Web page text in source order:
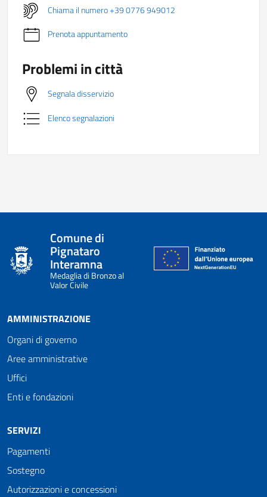
Chiama il numero +39 0776 949012
Prenota appuntamento
Problemi in città
Segnala disservizio
Elenco segnalazioni
Comune di
Pignataro
Interamna
Medaglia di Bronzo al
Valor Civile
AMMINISTRAZIONE
Organi di governo
Aree amministrative
Uffici
Enti e fondazioni
SERVIZI
Pagamenti
Sostegno
Autorizzazioni e concessioni